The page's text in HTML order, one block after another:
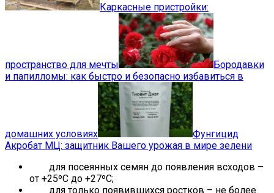
Каркасные пристройки:
пространство для мечты
Бородавки
и папилломы: как быстро и безопасно избавиться в
домашних условиях
Фунгицид
Акробат МЦ: защитник Вашего урожая в мире зелени
для посеянных семян до появления всходов –
от +25ºC до +27ºC;
для только появившихся ростков – не более